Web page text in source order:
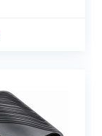
en 16 uur
rijd